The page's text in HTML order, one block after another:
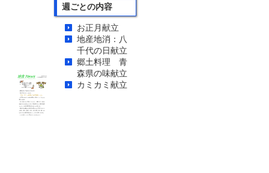
週ごとの内容
お正月献立
地産地消：八
千代の日献立
郷土料理 青
森県の味献立
カミカミ献立